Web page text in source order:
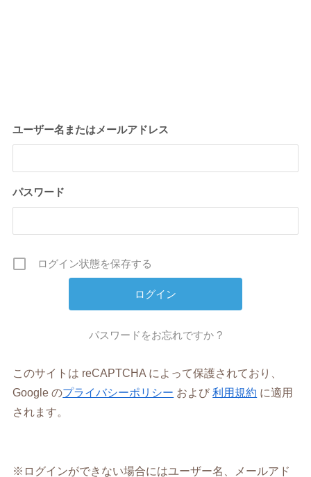
ユーザー名またはメールアドレス
パスワード
ログイン状態を保存する
パスワードをお忘れですか ?
このサイトは reCAPTCHA によって保護されており、
Google のプライバシーポリシー および利用規約 に適用
されます。
※ログインができない場合にはユーザー名、メールアド